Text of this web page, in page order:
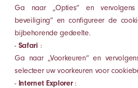
Ga naar „Opties” en
beveiliging” en configureer de
bijbehorende gedeelte.
- Safari :
Ga naar „Voorkeuren” en
selecteer uw voorkeuren voor
- Internet Explorer: